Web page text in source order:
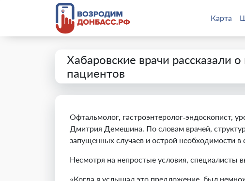
Карта
Хабаровские врачи рассказали
пациентов
Офтальмолог, гастроэнтеролог‑эндоскопист,
Дмитрия Демешина. По словам врачей,
запущенных случаев и острой необходимости в
Несмотря на непростые условия,
«Когда я услышал это предложение, был